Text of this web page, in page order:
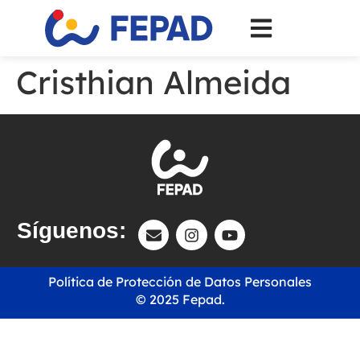
Cristhian Almeida
Síguenos:
© 2025 Fepad.
Política de Protección de Datos Personales